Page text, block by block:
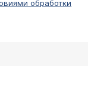
стул без
обработки